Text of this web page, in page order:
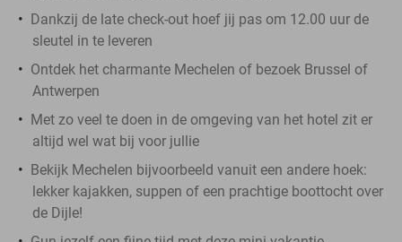
Dankzij de late check-out hoef jij pas om 12.00 uur de
sleutel in te leveren
Ontdek het charmante Mechelen of bezoek Brussel of
Antwerpen
Met zo veel te doen in de omgeving van het hotel zit er
altijd wel wat bij voor jullie
Bekijk Mechelen bijvoorbeeld vanuit een andere hoek:
lekker kajakken, suppen of een prachtige boottocht over
de Dijle!